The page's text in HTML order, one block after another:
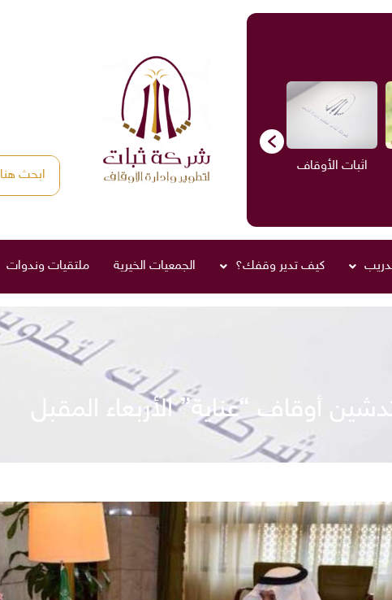
اثبات الأوقاف الاستشارات ادارة الأوقاف صناديق العائلة
كيف تدير وقفك؟ الجمعيات الخيرية ملتقيات وندوات
أوقاف “عناية” الأربعاء المقبل